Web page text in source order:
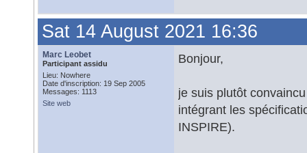
Sat 14 August 2021 16:36
Marc Leobet
Participant assidu
Lieu: Nowhere
Date d'inscription: 19 Sep 2005
Messages: 1113
Site web
Bonjour,
je suis plutôt
intégrant les
INSPIRE).